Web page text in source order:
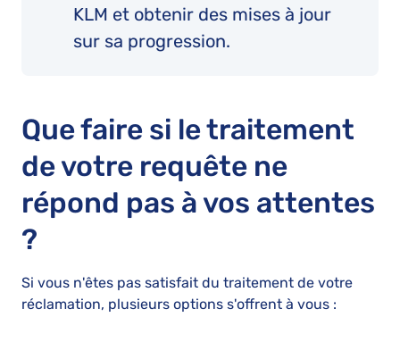
KLM et obtenir des mises à jour
sur sa progression.
Que faire si le traitement
de votre requête ne
répond pas à vos attentes
?
Si vous n'êtes pas satisfait du traitement de votre
réclamation, plusieurs options s'offrent à vous :